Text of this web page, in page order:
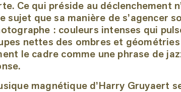
Ce qui préside au déclenchement
sujet que sa manière de s’agencer
: couleurs intenses qui
nettes des ombres et géométries
le cadre comme une phrase de
magnétique d’Harry Gruyaert